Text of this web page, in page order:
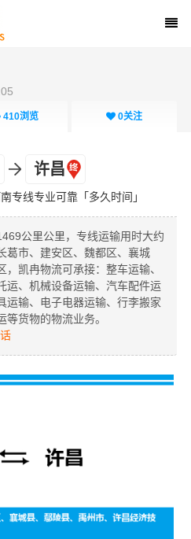
410浏览 0关注
许昌
专线专业可靠「多久时间」
公里公里，专线运输用时大约
葛市、建安区、魏都区、襄城
凯冉物流可承接：整车运输、
运、机械设备运输、汽车配件运
运输、电子电器运输、行李搬家
货物的物流业务。